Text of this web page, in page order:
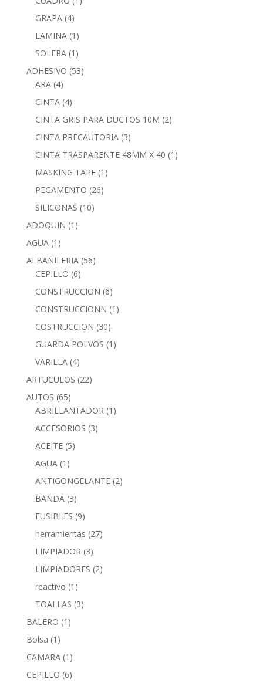
GRAPA (4)
LAMINA (1)
SOLERA (1)
ADHESIVO (53)
ARA (4)
CINTA (4)
CINTA GRIS PARA DUCTOS 10M (2)
CINTA PRECAUTORIA (3)
CINTA TRASPARENTE 48MM X 40 (1)
MASKING TAPE (1)
PEGAMENTO (26)
SILICONAS (10)
ADOQUIN (1)
AGUA (1)
ALBAÑILERIA (56)
CEPILLO (6)
CONSTRUCCION (6)
CONSTRUCCIONN (1)
COSTRUCCION (30)
GUARDA POLVOS (1)
VARILLA (4)
ARTUCULOS (22)
AUTOS (65)
ABRILLANTADOR (1)
ACCESORIOS (3)
ACEITE (5)
AGUA (1)
ANTIGONGELANTE (2)
BANDA (3)
FUSIBLES (9)
herramientas (27)
LIMPIADOR (3)
LIMPIADORES (2)
reactivo (1)
TOALLAS (3)
BALERO (1)
Bolsa (1)
CAMARA (1)
CEPILLO (6)